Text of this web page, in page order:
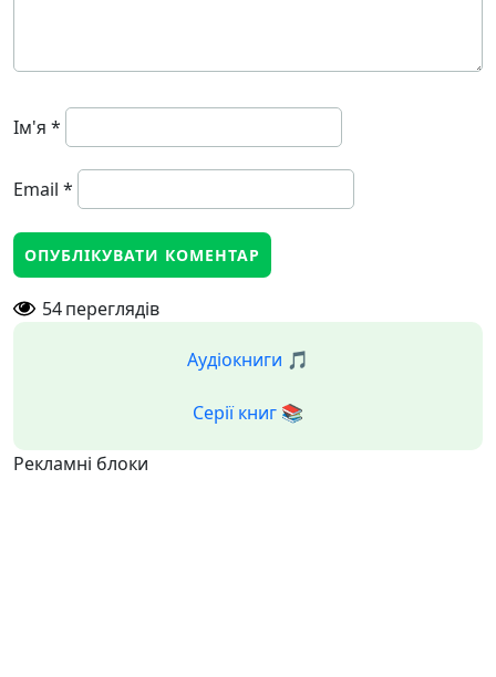
Ім'я *
Email *
54переглядів
Аудіокниги 🎵
Серії книг 📚
Рекламні блоки